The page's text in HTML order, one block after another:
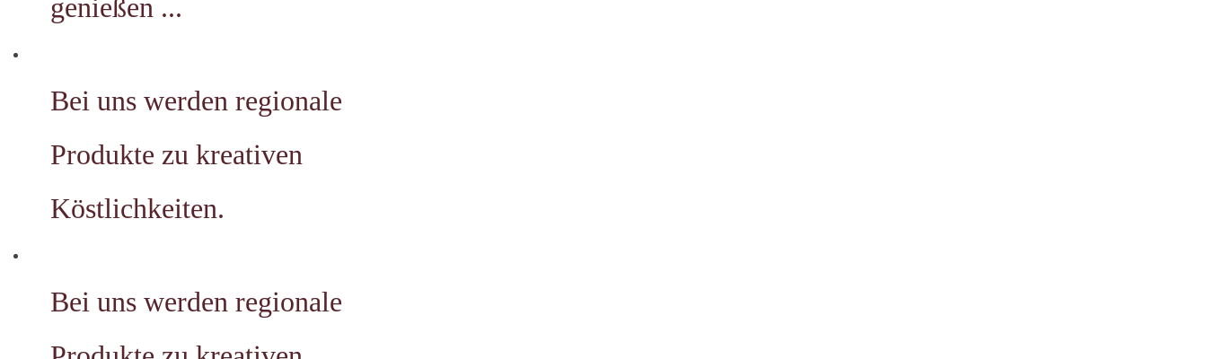
genießen ...
Bei uns werden regionale
Produkte zu kreativen
Köstlichkeiten.
Bei uns werden regionale